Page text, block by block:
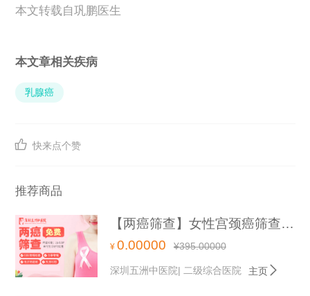
本文转载自巩鹏医生
本文章相关疾病
乳腺癌
 快来点个赞
推荐商品
【两癌筛查】女性宫颈癌筛查+乳腺癌筛查
¥ 0.00000 ¥395.00000
深圳五洲中医院| 二级综合医院 主页